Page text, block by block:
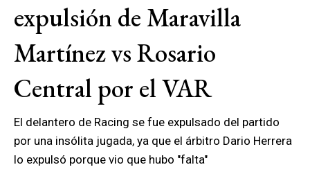
expulsión de Maravilla
Martínez vs Rosario
Central por el VAR
El delantero de Racing se fue expulsado del partido
por una insólita jugada, ya que el árbitro Dario Herrera
lo expulsó porque vio que hubo "falta"